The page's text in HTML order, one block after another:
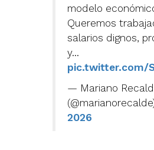
modelo
Queremos
salarios dignos,
y…
pic.twitter.com/
— Mariano
2026